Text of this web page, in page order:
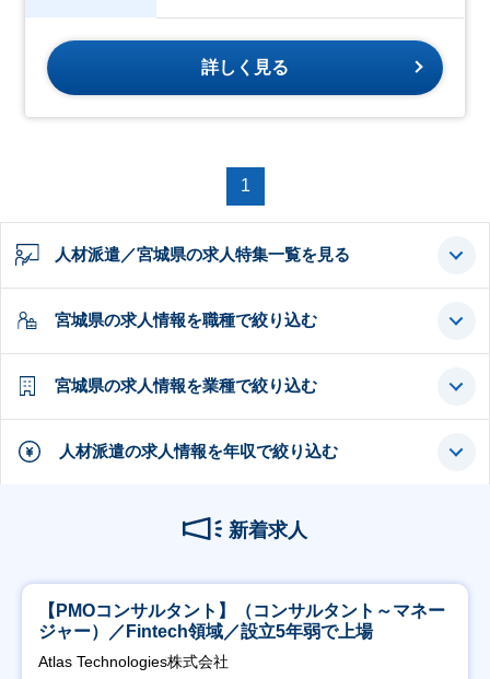
詳しく見る
1
人材派遣／宮城県の求人特集一覧を見る
宮城県の求人情報を職種で絞り込む
宮城県の求人情報を業種で絞り込む
人材派遣の求人情報を年収で絞り込む
新着求人
【PMOコンサルタント】（コンサルタント～マネー
ジャー）／Fintech領域／設立5年弱で上場
Atlas Technologies株式会社